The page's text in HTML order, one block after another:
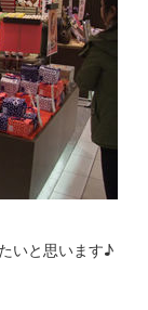
いと思います♪